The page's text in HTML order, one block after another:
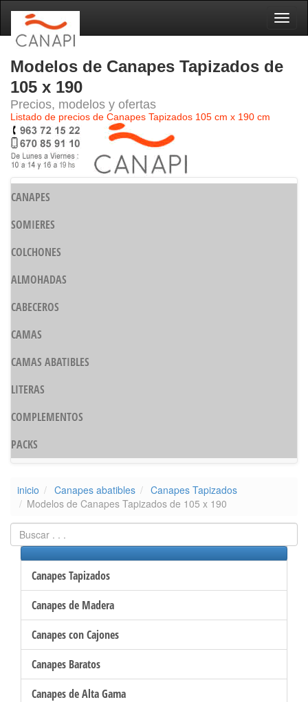
Modelos de Canapes Tapizados de
105 x 190
Precios, modelos y ofertas
Listado de precios de Canapes Tapizados 105 cm x 190 cm
CANAPES
SOMIERES
COLCHONES
ALMOHADAS
CABECEROS
CAMAS
CAMAS ABATIBLES
LITERAS
COMPLEMENTOS
PACKS
inicio Canapes abatibles
Canapes Tapizados
Modelos de Canapes Tapizados de 105 x 190
Canapes Tapizados
Canapes de Madera
Canapes con Cajones
Canapes Baratos
Canapes de Alta Gama